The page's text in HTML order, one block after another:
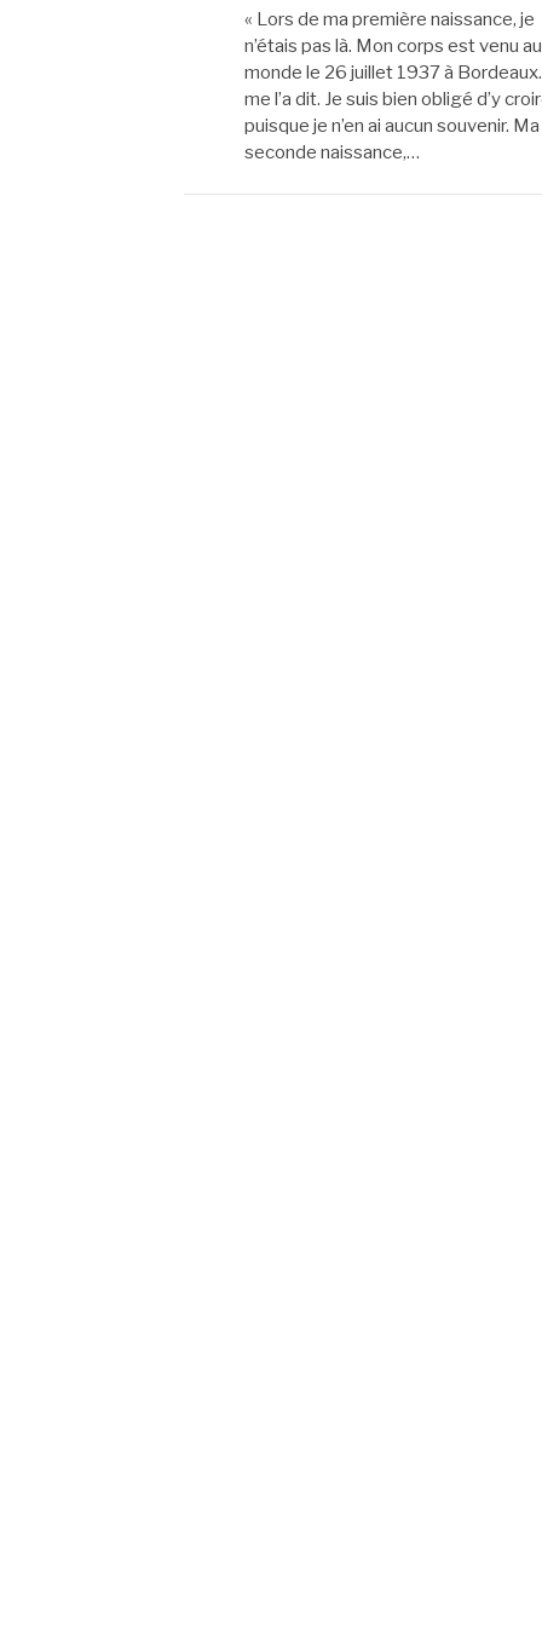
« Lors de ma première naissance, je
n’étais pas là. Mon corps est venu au
monde le 26 juillet 1937 à
me l’a dit. Je suis bien obligé d’y
puisque je n’en ai aucun souvenir. Ma
seconde naissance,…